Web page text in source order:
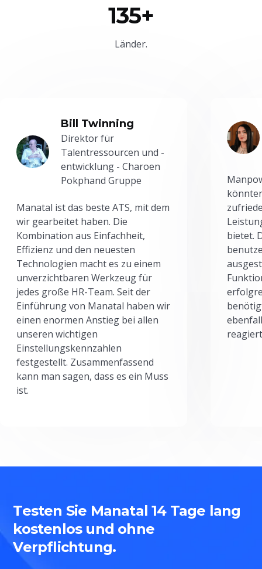
135+
Länder.
Bill Twinning
Direktor für
Talentressourcen und -
entwicklung - Charoen
Pokphand Gruppe
Manatal ist das beste ATS, mit dem
wir gearbeitet haben. Die
Kombination aus Einfachheit,
Effizienz und den neuesten
Technologien macht es zu einem
unverzichtbaren Werkzeug für
jedes große HR-Team. Seit der
Einführung von Manatal haben wir
einen enormen Anstieg bei allen
unseren wichtigen
Einstellungskennzahlen
festgestellt. Zusammenfassend
kann man sagen, dass es ein Muss
ist.
bietet.
Testen Sie Manatal 14 Tage lang
kostenlos und ohne
Verpflichtung.